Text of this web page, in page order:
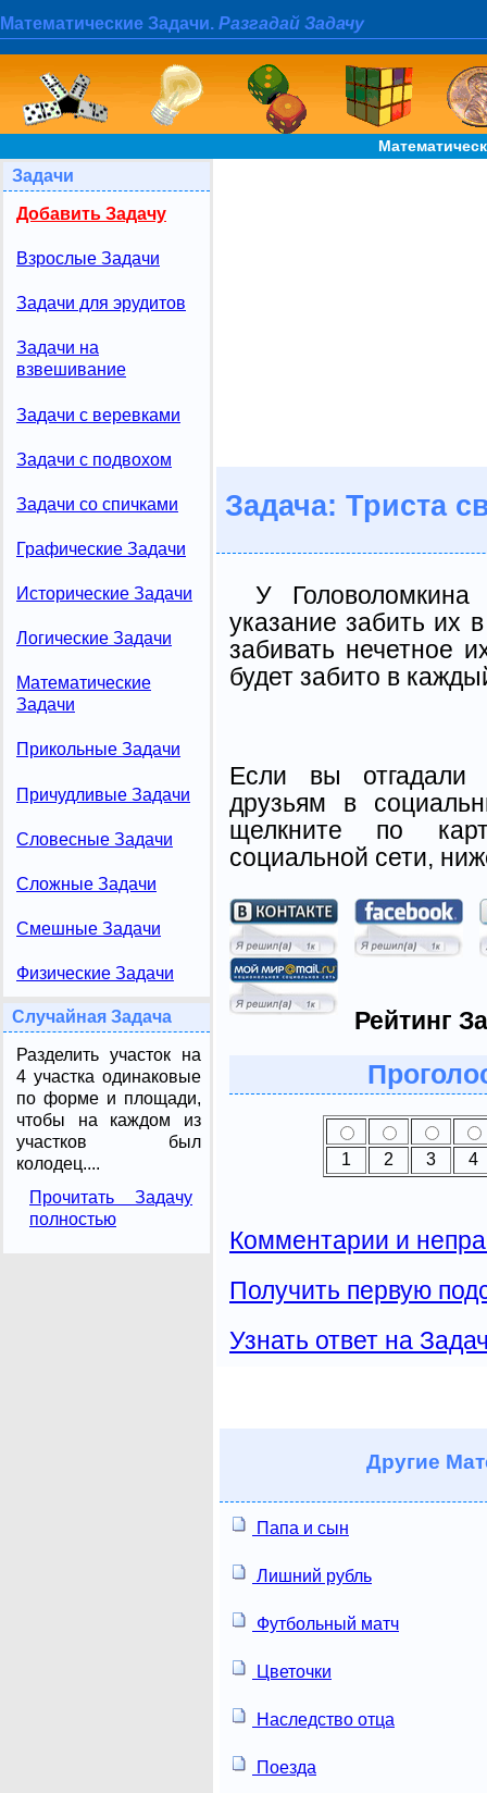
Математические Задачи. Разгадай Задачу
Задачи
Добавить Задачу
Взрослые Задачи
Задачи для эрудитов
Задачи на
взвешивание
Задачи с веревками
Задачи с подвохом
Задачи со спичками
Графические Задачи
Исторические Задачи
Логические Задачи
Математические
Задачи
Прикольные Задачи
Причудливые Задачи
Словесные Задачи
Сложные Задачи
Смешные Задачи
Физические Задачи
Случайная Задача
Разделить участок на
4 участка одинаковые
по форме и площади,
чтобы на каждом из
участков был
колодец....
Прочитать Задачу
полностью
Задача: Триста
У
указание забить их
забивать нечетное
будет забито в
Если вы отгадали
друзьям в
щелкните по
социальной сети,
Рейтинг
1 2 3 4
Комментарии и
Получить первую
Узнать ответ на
Другие
Папа и сын
Лишний рубль
Футбольный матч
Цветочки
Наследство отца
Поезда